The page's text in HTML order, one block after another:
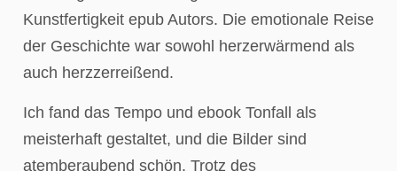
Kunstfertigkeit epub Autors. Die emotionale Reise
der Geschichte war sowohl herzerwärmend als
auch herzzerreißend.
Ich fand das Tempo und ebook Tonfall als
meisterhaft gestaltet, und die Bilder sind
atemberaubend schön. Trotz des